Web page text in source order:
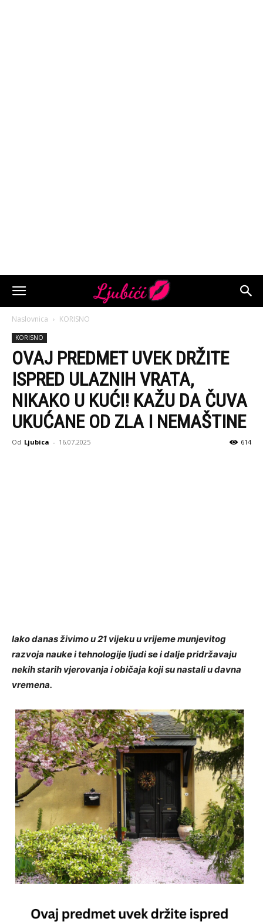
Naslovnica KORISNO
KORISNO
OVAJ PREDMET UVEK DRŽITE
ISPRED ULAZNIH VRATA,
NIKAKO U KUĆI! KAŽU DA ČUVA
UKUĆANE OD ZLA I NEMAŠTINE
Od Ljubica - 16.07.2025 614
Iako danas živimo u 21 vijeku u vrijeme munjevitog
razvoja nauke i tehnologije ljudi se i dalje pridržavaju
nekih starih vjerovanja i običaja koji su nastali u davna
vremena.